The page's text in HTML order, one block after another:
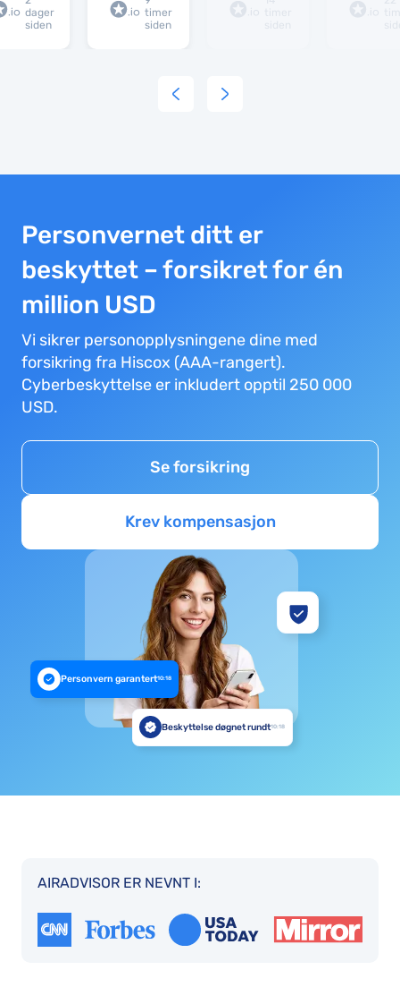
dager
siden
timer
siden
Personvernet ditt er
beskyttet – forsikret for én
million USD
Vi sikrer personopplysningene dine med
forsikring fra Hiscox (AAA-rangert).
Cyberbeskyttelse er inkludert opptil 250 000
USD.
Se forsikring
Krev kompensasjon
Personvern garantert10:18
Beskyttelse døgnet rundt10:18
AIRADVISOR ER NEVNT I: